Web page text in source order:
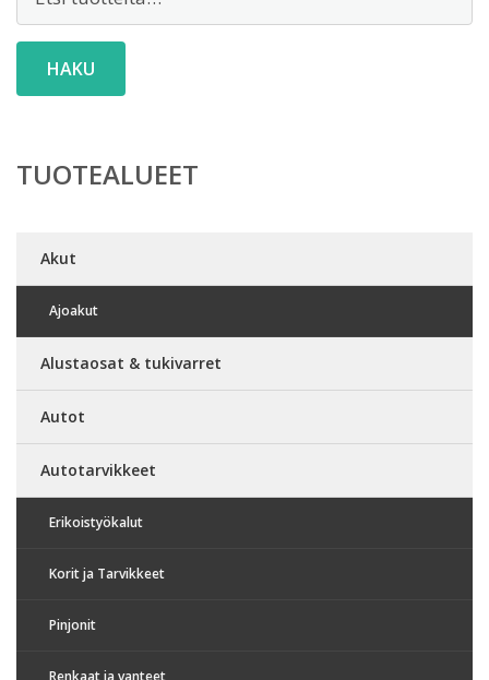
HAKU
TUOTEALUEET
Akut
Ajoakut
Alustaosat & tukivarret
Autot
Autotarvikkeet
Erikoistyökalut
Korit ja Tarvikkeet
Pinjonit
Renkaat ja vanteet